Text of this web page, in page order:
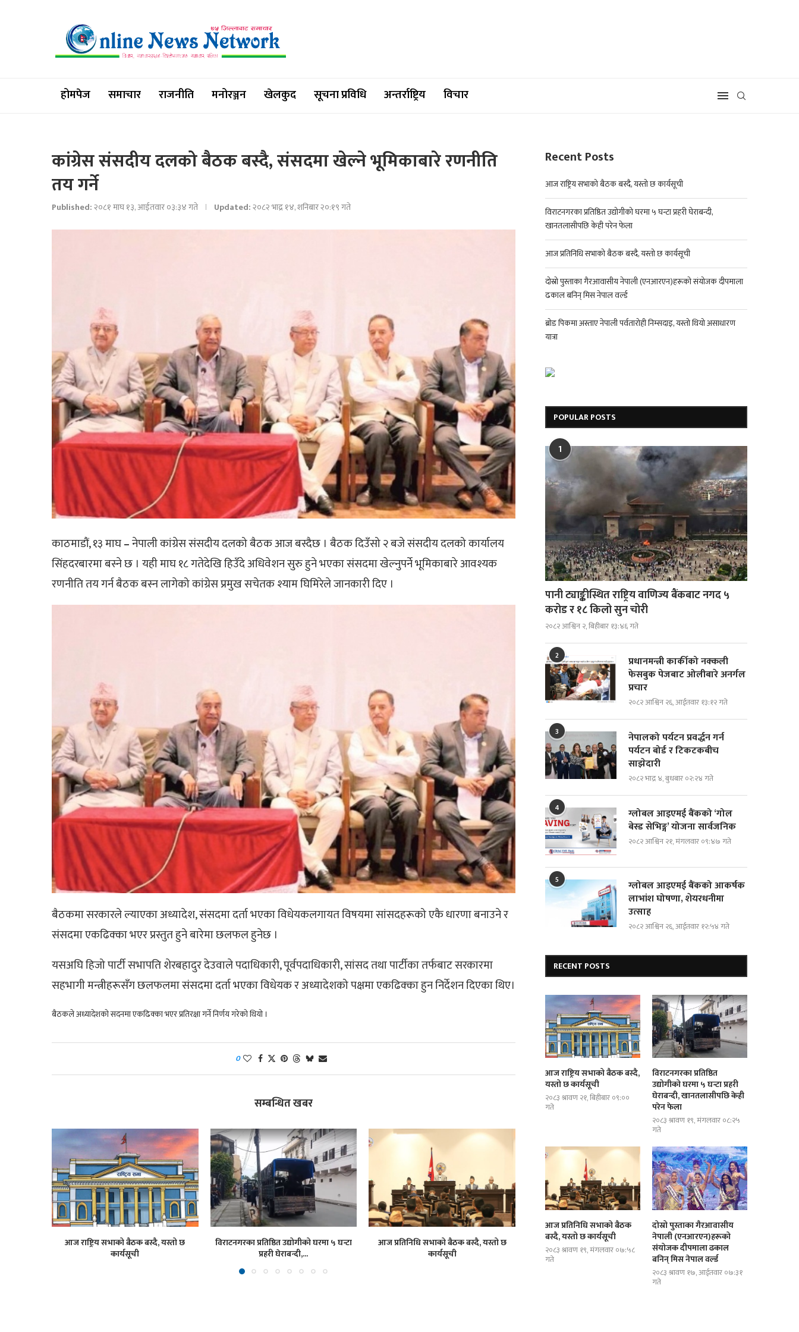
होमपेज समाचार राजनीति मनोरञ्जन खेलकुद सूचना प्रविधि अन्तर्राष्ट्रिय विचार
कांग्रेस संसदीय दलको बैठक बस्दै, संसदमा खेल्ने भूमिकाबारे रणनीति
तय गर्ने
Published:२०८१ माघ १३, आईतवार ०३:३४ गते Updated:२०८२ भाद्र १४, शनिबार २०:१९ गते
काठमाडौं, १३ माघ–नेपाली कांग्रेस संसदीय दलको बैठक आज बस्दैछ । बैठक दिउँसो २ बजे संसदीय दलको कार्यालय
सिंहदरबारमा बस्ने छ । यही माघ १८ गतेदेखि हिउँदे अधिवेशन सुरु हुने भएका संसदमा खेल्नुपर्ने भूमिकाबारे आवश्यक
रणनीति तय गर्न बैठक बस्न लागेको कांग्रेस प्रमुख सचेतक श्याम घिमिरेले जानकारी दिए ।
बैठकमा सरकारले ल्याएका अध्यादेश, संसदमा दर्ता भएका विधेयकलगायत विषयमा सांसदहरूको एकै धारणा बनाउने र
संसदमा एकढिक्का भएर प्रस्तुत हुने बारेमा छलफल हुनेछ ।
यसअघि हिजो पार्टी सभापति शेरबहादुर देउवाले पदाधिकारी, पूर्वपदाधिकारी, सांसद तथा पार्टीका तर्फबाट सरकारमा
सहभागी मन्त्रीहरूसँग छलफलमा संसदमा दर्ता भएका विधेयक र अध्यादेशको पक्षमा एकढिक्का हुन निर्देशन दिएका थिए।
बैठकले अध्यादेशको सदनमा एकढिक्का भएर प्रतिरक्षा गर्ने निर्णय गरेको थियो ।
0
सम्बन्धित खबर
आज राष्ट्रिय सभाको बैठक बस्दै, यस्तो छ
कार्यसूची
विराटनगरका प्रतिष्ठित उद्योगीको घरमा ५ घन्टा
प्रहरी घेराबन्दी,...
आज प्रतिनिधि सभाको बैठक बस्दै, यस्तो छ
कार्यसूची
दोस्रो पुस्ताका गैरआवासीय नेपाली
(एनआरएन)हरूको संयोजक दीपमाला ढकाल...
ब्रोड पिकमा अस्ताए नेपाली
Recent Posts
आज राष्ट्रिय सभाको बैठक बस्दै, यस्तो छ कार्यसूची
विराटनगरका प्रतिष्ठित उद्योगीको घरमा ५ घन्टा प्रहरी घेराबन्दी,
खानतलासीपछि केही परेन फेला
आज प्रतिनिधि सभाको बैठक बस्दै, यस्तो छ कार्यसूची
दोस्रो पुस्ताका गैरआवासीय नेपाली (एनआरएन)हरूको संयोजक दीपमाला
ढकाल बनिन् मिस नेपाल वर्ल्ड
ब्रोड पिकमा अस्ताए नेपाली पर्वतारोही निम्सदाइ, यस्तो थियो असाधारण
यात्रा
POPULAR POSTS
1
पानी ट्याङ्कीस्थित राष्ट्रिय वाणिज्य बैंकबाट नगद ५
करोड र १८ किलो सुन चोरी
२०८२ आश्विन २, बिहीबार १३:४६ गते
2
प्रधानमन्त्री कार्कीको नक्कली
फेसबुक पेजबाट ओलीबारे अनर्गल
प्रचार
२०८२ आश्विन २६, आईतवार १३:१२ गते
3
नेपालको पर्यटन प्रवर्द्धन गर्न
पर्यटन बोर्ड र टिकटकबीच
साझेदारी
२०८२ भाद्र ४, बुधबार ०२:२४ गते
4
ग्लोबल आइएमई बैंकको ‘गोल
बेस्ड सेभिङ्ग’ योजना सार्वजनिक
२०८२ आश्विन २१, मंगलवार ०९:४७ गते
5
ग्लोबल आइएमई बैंकको आकर्षक
लाभांश घोषणा, शेयरधनीमा
उत्साह
२०८२ आश्विन २६, आईतवार १२:५४ गते
RECENT POSTS
आज राष्ट्रिय सभाको बैठक बस्दै,
यस्तो छ कार्यसूची
२०८३ श्रावण २१, बिहीबार ०९:००
गते
विराटनगरका प्रतिष्ठित
उद्योगीको घरमा ५ घन्टा प्रहरी
घेराबन्दी, खानतलासीपछि केही
परेन फेला
२०८३ श्रावण १९, मंगलवार ०८:२५
गते
आज प्रतिनिधि सभाको बैठक
बस्दै, यस्तो छ कार्यसूची
२०८३ श्रावण १९, मंगलवार ०७:५८
गते
दोस्रो पुस्ताका गैरआवासीय
नेपाली (एनआरएन)हरूको
संयोजक दीपमाला ढकाल
बनिन् मिस नेपाल वर्ल्ड
२०८३ श्रावण १७, आईतवार ०७:३१
गते